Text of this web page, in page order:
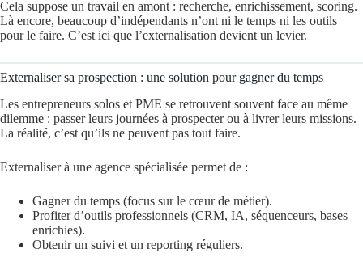
Cela suppose un travail en amont : recherche, enrichissement, scoring.
Là encore, beaucoup d’indépendants n’ont ni le temps ni les outils
pour le faire. C’est ici que l’externalisation devient un levier.
Externaliser sa prospection : une solution pour gagner du temps
Les entrepreneurs solos et PME se retrouvent souvent face au même
dilemme : passer leurs journées à prospecter ou à livrer leurs missions.
La réalité, c’est qu’ils ne peuvent pas tout faire.
Externaliser à une agence spécialisée permet de :
Gagner du temps (focus sur le cœur de métier).
Profiter d’outils professionnels (CRM, IA, séquenceurs, bases
enrichies).
Obtenir un suivi et un reporting réguliers.